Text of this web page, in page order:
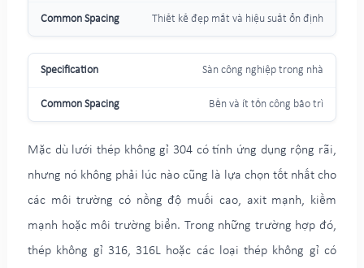
Thiết kế đẹp mắt và hiệu suất ổn định
Sàn công nghiệp trong nhà
Bền và ít tốn công bảo trì
Mặc dù lưới thép không gỉ 304 có tính ứng dụng rộng rãi,
nhưng nó không phải lúc nào cũng là lựa chọn tốt nhất cho
các môi trường có nồng độ muối cao, axit mạnh, kiềm
mạnh hoặc môi trường biển. Trong những trường hợp đó,
thép không gỉ 316, 316L hoặc các loại thép không gỉ có